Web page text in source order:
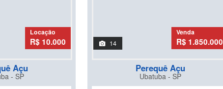
Locação
R$ 10.000
Açu
- SP
14
Venda
R$ 1.850.000
Perequê Açu
Ubatuba - SP